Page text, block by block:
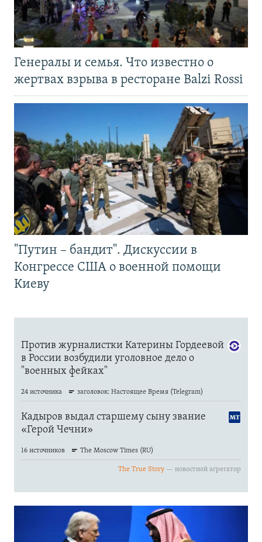
Генералы и семья. Что известно о
жертвах взрыва в ресторане Balzi Rossi
"Путин – бандит". Дискуссии в
Конгрессе США о военной помощи
Киеву